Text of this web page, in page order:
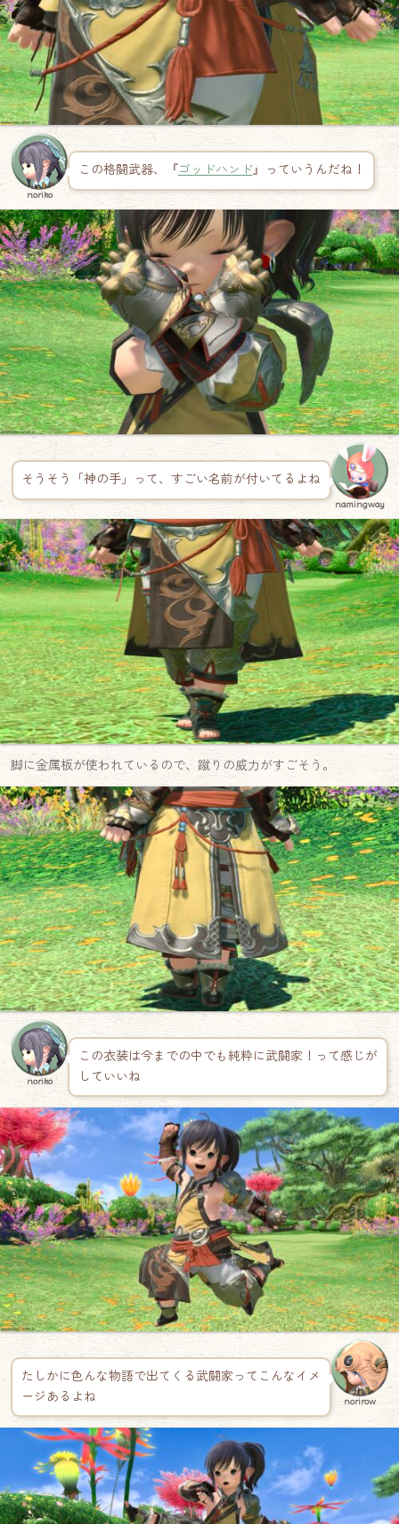
noriko
この格闘武器、『ゴッドハンド』っていうんだね！
そうそう「神の手」って、すごい名前が付いてるよね
namingway
脚に金属板が使われているので、蹴りの威力がすごそう。
noriko
この衣装は今までの中でも純粋に武闘家！って感じが
していいね
たしかに色んな物語で出てくる武闘家ってこんなイメ
ージあるよね
norirow